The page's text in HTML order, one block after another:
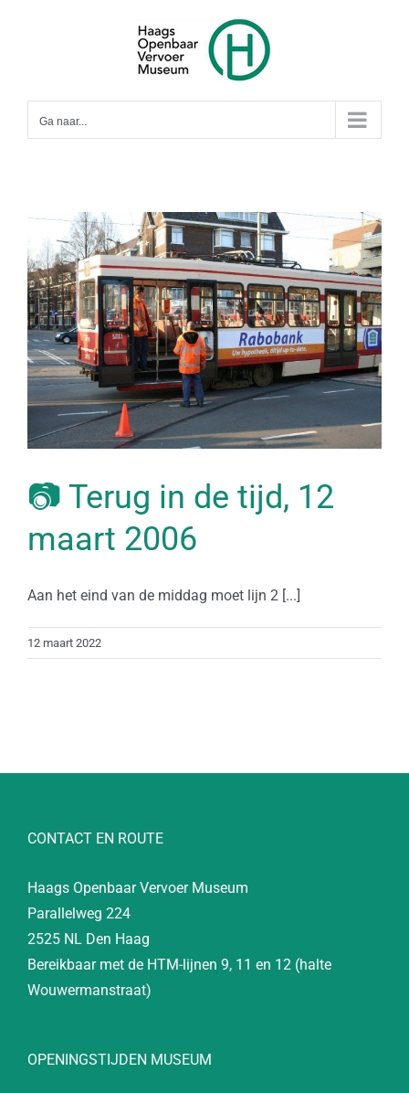
Ga naar...
📷 Terug in de tijd, 12
maart 2006
Aan het eind van de middag moet lijn 2 [...]
12 maart 2022
CONTACT EN ROUTE
Haags Openbaar Vervoer Museum
Parallelweg 224
2525 NL Den Haag
Bereikbaar met de HTM-lijnen 9, 11 en 12 (halte
Wouwermanstraat)
OPENINGSTIJDEN MUSEUM